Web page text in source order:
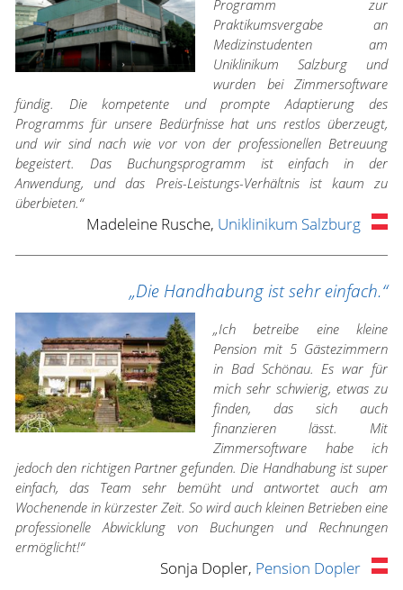
Programm zur
Praktikumsvergabe an
Medizinstudenten am
Uniklinikum Salzburg und
wurden bei Zimmersoftware
fündig. Die kompetente und prompte Adaptierung des
Programms für unsere Bedürfnisse hat uns restlos überzeugt,
und wir sind nach wie vor von der professionellen Betreuung
begeistert. Das Buchungsprogramm ist einfach in der
Anwendung, und das Preis-Leistungs-Verhältnis ist kaum zu
überbieten.“
Madeleine Rusche, Uniklinikum Salzburg
„Die Handhabung ist sehr einfach.“
„Ich betreibe eine kleine
Pension mit 5 Gästezimmern
in Bad Schönau. Es war für
mich sehr schwierig, etwas zu
finden, das sich auch
finanzieren lässt. Mit
Zimmersoftware habe ich
jedoch den richtigen Partner gefunden. Die Handhabung ist super
einfach, das Team sehr bemüht und antwortet auch am
Wochenende in kürzester Zeit. So wird auch kleinen Betrieben eine
professionelle Abwicklung von Buchungen und Rechnungen
ermöglicht!“
Sonja Dopler, Pension Dopler